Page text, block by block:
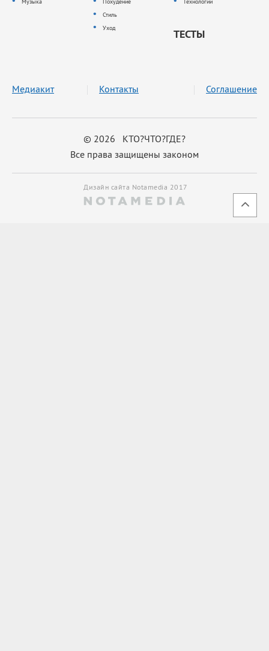
Стиль
Уход
ТЕСТЫ
© 2026 КТО?ЧТО?ГДЕ?
Все права защищены законом
Медиакит Контакты Соглашение
Дизайн сайта Notamedia 2017